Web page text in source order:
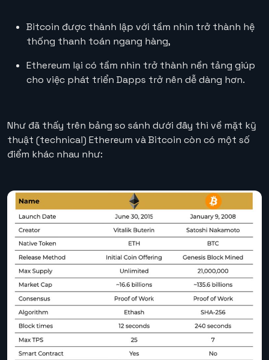
Bitcoin được thành lập với tầm nhìn trở thành hệ
thống thanh toán ngang hàng,
Ethereum lại có tầm nhìn trở thành nền tảng giúp
cho việc phát triển Dapps trở nên dễ dàng hơn.
Như đã thấy trên bảng so sánh dưới đây thì về mặt kỹ
thuật (technical) Ethereum và Bitcoin còn có một số
điểm khác nhau như: